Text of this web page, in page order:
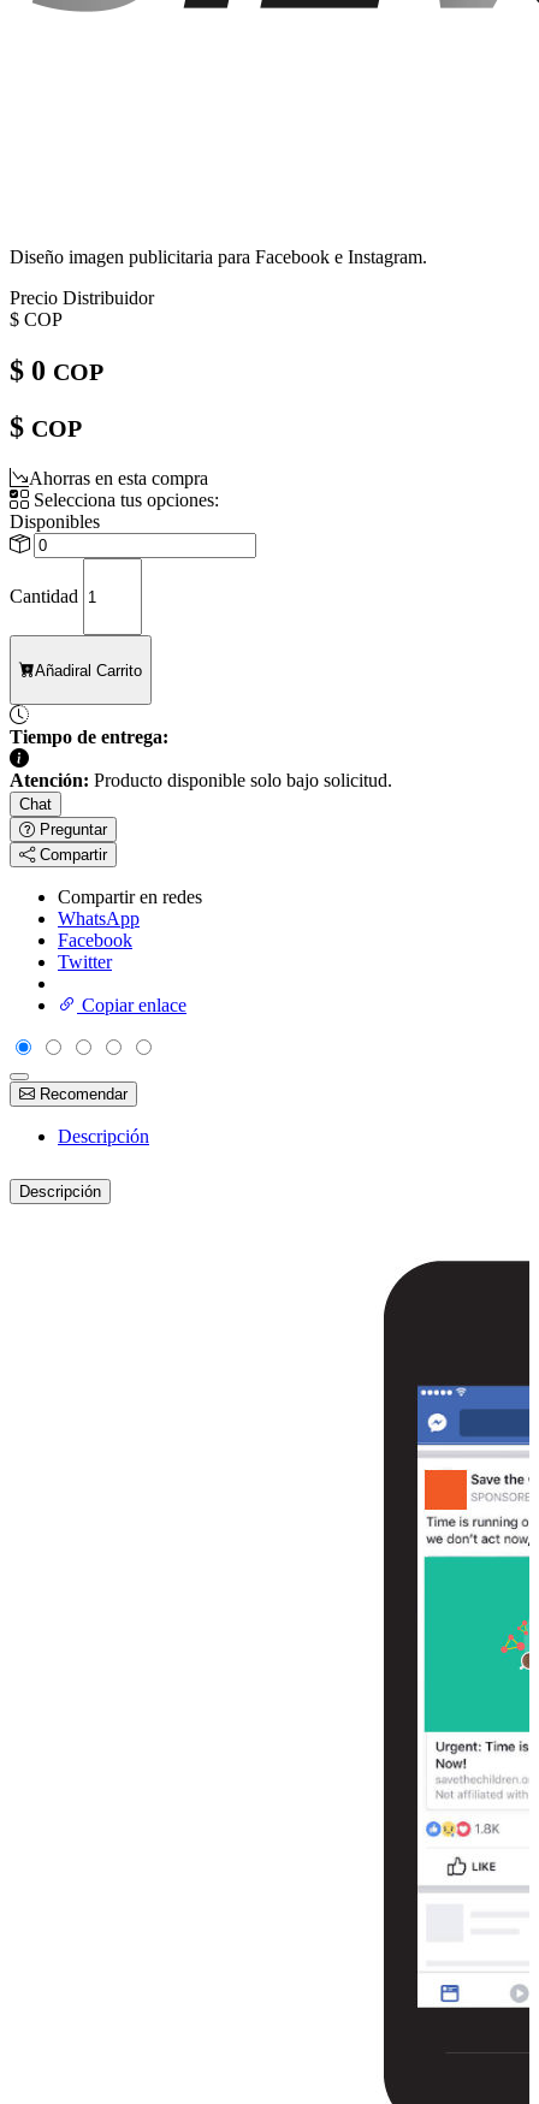
Diseño imagen publicitaria para Facebook e Instagram.
Precio Distribuidor
$ COP
$ 0 COP
$ COP
Ahorras en esta compra
Selecciona tus opciones:
Disponibles
Cantidad
Añadiral Carrito
Tiempo de entrega:
Atención: Producto disponible solo bajo solicitud.
Chat
Preguntar
Compartir
Compartir en redes
WhatsApp
Facebook
Twitter
Copiar enlace
Recomendar
Descripción
Descripción